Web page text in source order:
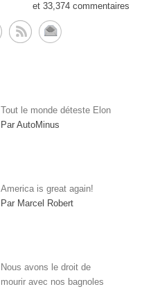
et 33,374 commentaires
Tout le monde déteste Elon
Par AutoMinus
America is great again!
Par Marcel Robert
Nous avons le droit de
mourir avec nos bagnoles